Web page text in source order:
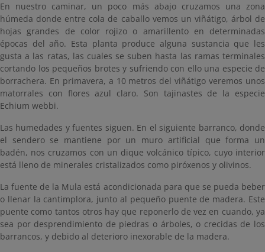
En nuestro caminar, un poco más abajo cruzamos una zona
húmeda donde entre cola de caballo vemos un viñátigo, árbol de
hojas grandes de color rojizo o amarillento en determinadas
épocas del año. Esta planta produce alguna sustancia que les
gusta a las ratas, las cuales se suben hasta las ramas terminales
cortando los pequeños brotes y sufriendo con ello una especie de
borrachera. En primavera, a 10 metros del viñátigo veremos unos
matorrales con flores azul claro. Son tajinastes de la especie
Echium webbi.
Las humedades y fuentes siguen. En el siguiente barranco, donde
el sendero se mantiene por un muro artificial que forma un
badén, nos cruzamos con un dique volcánico típico, cuyo interior
está lleno de minerales cristalizados como piróxenos y olivinos.
La fuente de la Mula está acondicionada para que se pueda beber
o llenar la cantimplora, junto al pequeño puente de madera. Este
puente como tantos otros hay que reponerlo de vez en cuando, ya
sea por desprendimiento de piedras o árboles, o crecidas de los
barrancos, y debido al deterioro inexorable de la madera.